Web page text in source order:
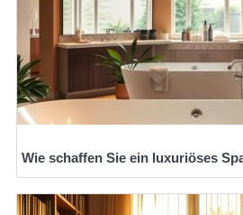
Wie schaffen Sie ein luxuriöses